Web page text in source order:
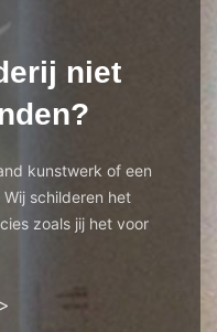
niet
kunstwerk of een
schilderen het
zoals jij het voor